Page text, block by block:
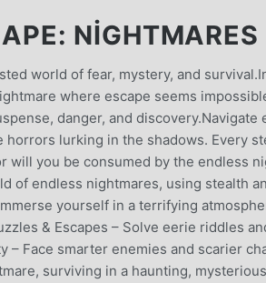
world of fear, mystery, and
where escape seems
danger, and
horrors lurking in the shadows. Every
will you be consumed by the endless
of endless nightmares, using stealth
yourself in a terrifying
& Escapes – Solve eerie riddles
– Face smarter enemies and scarier
surviving in a haunting,